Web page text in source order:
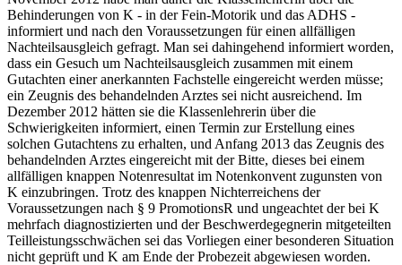
Behinderungen von K - in der Fein-Motorik und das ADHS -
informiert und nach den Voraussetzungen für einen allfälligen
Nachteilsausgleich gefragt. Man sei dahingehend informiert worden,
dass ein Gesuch um Nachteilsausgleich zusammen mit einem
Gutachten einer anerkannten Fachstelle eingereicht werden müsse;
ein Zeugnis des behandelnden Arztes sei nicht ausreichend. Im
Dezember 2012 hätten sie die Klassenlehrerin über die
Schwierigkeiten informiert, einen Termin zur Erstellung eines
solchen Gutachtens zu erhalten, und Anfang 2013 das Zeugnis des
behandelnden Arztes eingereicht mit der Bitte, dieses bei einem
allfälligen knappen Notenresultat im Notenkonvent zugunsten von
K einzubringen. Trotz des knappen Nichterreichens der
Voraussetzungen nach § 9 PromotionsR und ungeachtet der bei K
mehrfach diagnostizierten und der Beschwerdegegnerin mitgeteilten
Teilleistungsschwächen sei das Vorliegen einer besonderen Situation
nicht geprüft und K am Ende der Probezeit abgewiesen worden.